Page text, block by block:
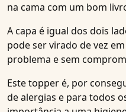
na cama com um bom
A capa é igual dos dois
pode ser virado de vez
problema e sem
Este topper é, por
de alergias e para todos